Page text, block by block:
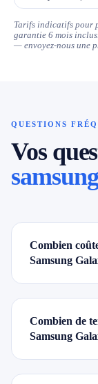
Tarifs indicatifs pour
garantie 6 mois
— envoyez-nous une
QUESTIONS
Vos
Combien
Samsung
Combien de
Samsung